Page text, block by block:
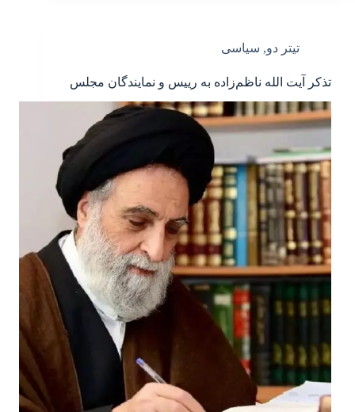
تیتر دو, سیاسی
تذکر آیت الله ناظم‌زاده به رییس و نمایندگان مجلس